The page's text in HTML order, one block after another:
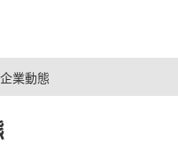
企業動態